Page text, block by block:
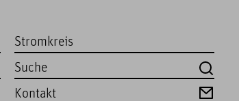
Stromkreis
Kontakt